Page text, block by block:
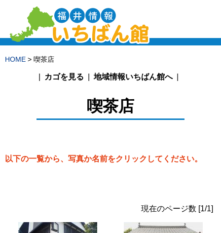
HOME > 喫茶店
カゴを見る 地域情報いちばん館へ
喫茶店
以下の一覧から、写真か名前をクリックしてください。
現在のページ数 [1/1]